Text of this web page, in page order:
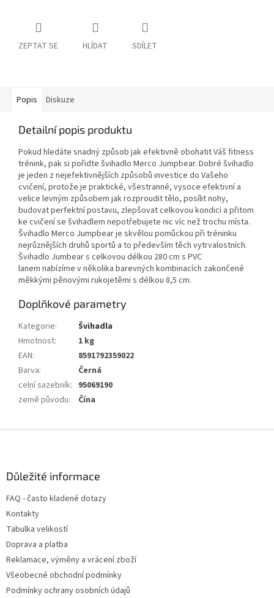
ZEPTAT SE HLÍDAT SDÍLET
Popis Diskuze
Detailní popis produktu
Pokud hledáte snadný způsob jak efektivně obohatit Váš fitness
trénink, pak si pořidte švihadlo Merco Jumpbear. Dobré švihadlo
je jeden z nejefektivnějších způsobů investice do Vašeho
cvičení, protože je praktické, všestranné, vysoce efektivní a
velice levným způsobem jak rozproudit tělo, posílit nohy,
budovat perfektní postavu, zlepšovat celkovou kondici a přitom
ke cvičení se švihadlem nepotřebujete nic víc než trochu místa.
Švihadlo Merco Jumpbear je skvělou pomůckou při tréninku
nejrůznějších druhů sportů a to především těch vytrvalostních.
Švihadlo Jumbear s celkovou délkou 280 cm s PVC
lanem nabízíme v několika barevných kombinacích zakončené
měkkými pěnovými rukojetěmi s délkou 8,5 cm.
Doplňkové parametry
Kategorie:
Švihadla
Hmotnost:
1 kg
EAN:
8591792359022
Barva:
Černá
celní sazebník: 95069190
země původu: Čína
Důležité informace
FAQ - často kladené dotazy
Kontakty
Tabulka velikostí
Doprava a platba
Reklamace, výměny a vrácení zboží
Všeobecné obchodní podmínky
Podmínky ochrany osobních údajů